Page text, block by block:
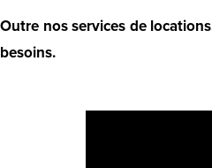
Outre nos services de
besoins.